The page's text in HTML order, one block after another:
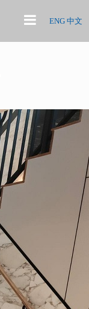
ENG 中文